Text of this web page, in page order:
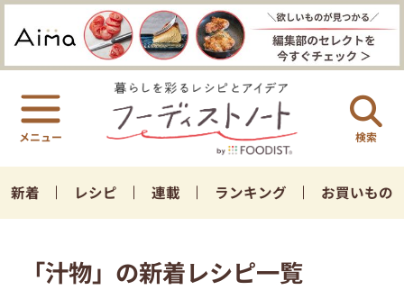
検索
新着 レシピ 連載 ランキング お買いもの
「汁物」の新着レシピ一覧